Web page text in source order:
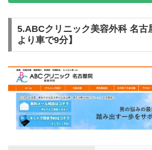
5.ABCクリニック美容外科 名古
より車で9分】